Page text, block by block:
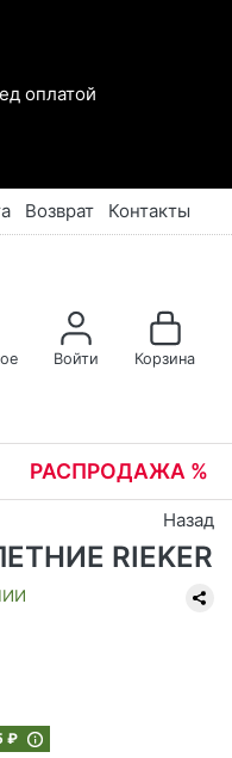
оплатой
Возврат Контакты
Войти Корзина
РАСПРОДАЖА %
Назад
RIEKER
₽